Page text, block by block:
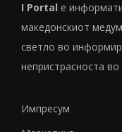
I Portal е
македонскиот
светло во
непристрасноста
Импресум